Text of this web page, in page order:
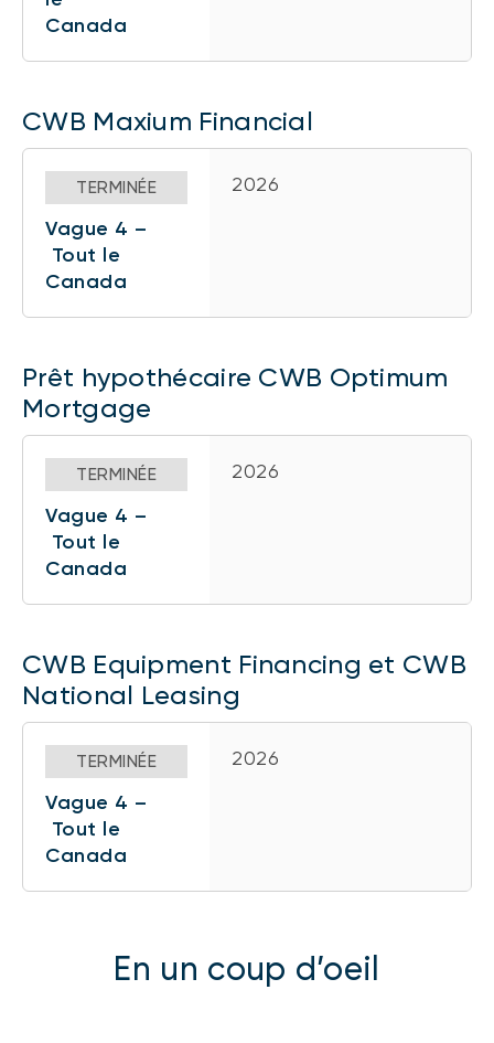
Canada
CWB Maxium Financial
TERMINÉE
Vague 4 –
Tout le
Canada
2026
Prêt hypothécaire CWB Optimum
Mortgage
TERMINÉE
Vague 4 –
Tout le
Canada
2026
CWB Equipment Financing et CWB
National Leasing
TERMINÉE
Vague 4 –
Tout le
Canada
2026
En un coup d’oeil